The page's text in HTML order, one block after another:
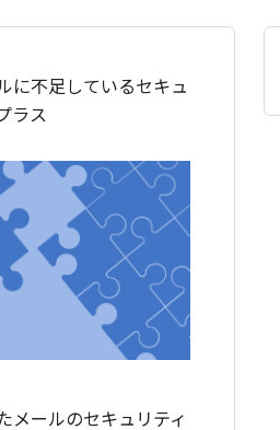
に不足しているセキュ
ラス
メールのセキュリティ